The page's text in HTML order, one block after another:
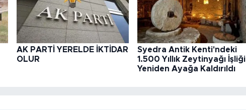
AK PARTİ YERELDE İKTİDAR
OLUR
Syedra Antik Kenti'ndeki
1.500 Yıllık Zeytinyağı İşliği
Yeniden Ayağa Kaldırıldı